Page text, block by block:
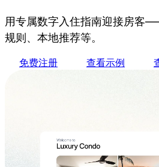
用专属数字入住指南迎接房客
规则、本地推荐等。
免费注册 查看示例